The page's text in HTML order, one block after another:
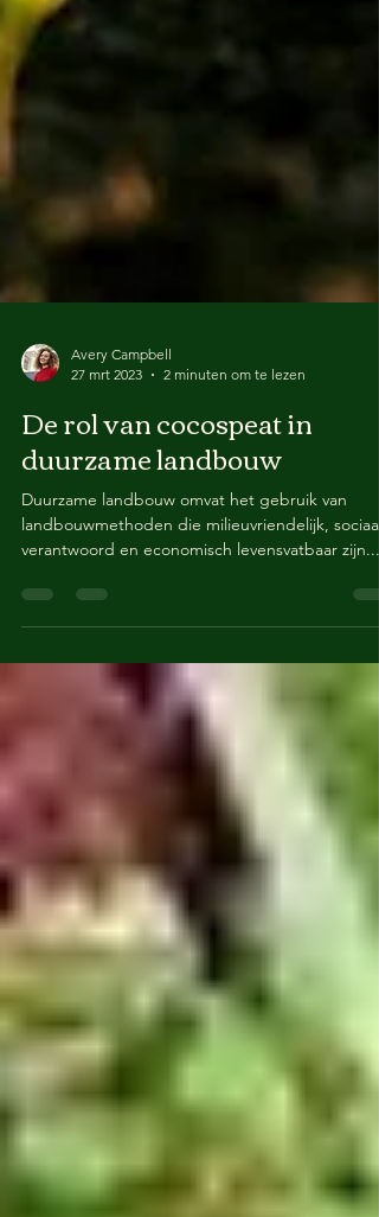
27 mrt 2023
2 minuten om te lezen
De rol van cocospeat in
duurzame landbouw
Duurzame landbouw omvat het gebruik van
verantwoord en economisch levensvatbaar zijn....